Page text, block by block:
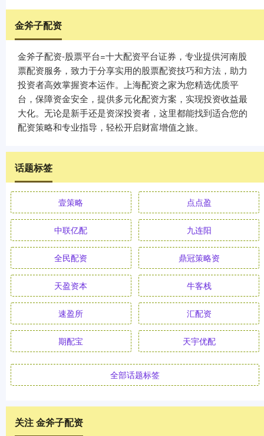
金斧子配资
金斧子配资-股票平台=十大配资平台证券，专业提供河南股
票配资服务，致力于分享实用的股票配资技巧和方法，助力
投资者高效掌握资本运作。上海配资之家为您精选优质平
台，保障资金安全，提供多元化配资方案，实现投资收益最
大化。无论是新手还是资深投资者，这里都能找到适合您的
配资策略和专业指导，轻松开启财富增值之旅。
话题标签
壹策略 点点盈
中联亿配 九连阳
全民配资 鼎冠策略资
天盈资本 牛客栈
速盈所 汇配资
期配宝 天宇优配
全部话题标签
关注 金斧子配资